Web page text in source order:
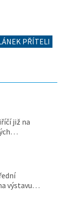
PŘÍTELI
již na
výstavu…